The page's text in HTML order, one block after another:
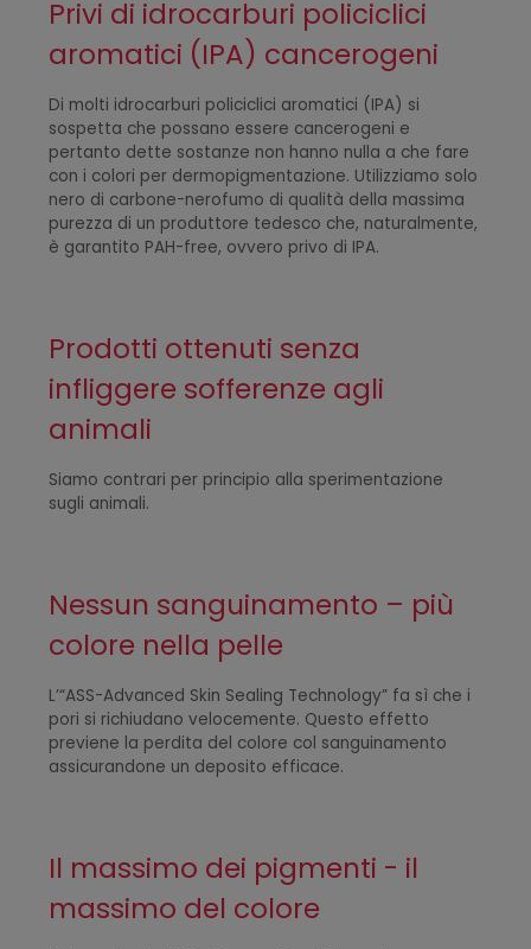
Privi di idrocarburi policiclici
aromatici (IPA) cancerogeni
Di molti idrocarburi policiclici aromatici (IPA) si
sospetta che possano essere cancerogeni e
pertanto dette sostanze non hanno nulla a che fare
con i colori per dermopigmentazione. Utilizziamo solo
nero di carbone-nerofumo di qualità della massima
purezza di un produttore tedesco che, naturalmente,
è garantito PAH-free, ovvero privo di IPA.
Prodotti ottenuti senza
infliggere sofferenze agli
animali
Siamo contrari per principio alla sperimentazione
sugli animali.
Nessun sanguinamento – più
colore nella pelle
L’“ASS-Advanced Skin Sealing Technology” fa sì che i
pori si richiudano velocemente. Questo effetto
previene la perdita del colore col sanguinamento
assicurandone un deposito efficace.
Il massimo dei pigmenti - il
massimo del colore